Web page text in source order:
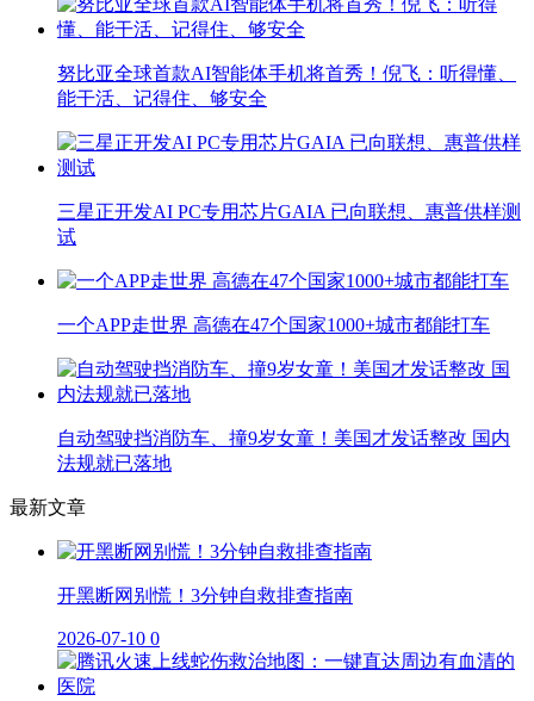
努比亚全球首款AI智能体手机将首秀！倪飞：听得懂、
能干活、记得住、够安全
三星正开发AI PC专用芯片GAIA 已向联想、惠普供样测
试
一个APP走世界 高德在47个国家1000+城市都能打车
自动驾驶挡消防车、撞9岁女童！美国才发话整改 国内
法规就已落地
最新文章
开黑断网别慌！3分钟自救排查指南
2026-07-10 0